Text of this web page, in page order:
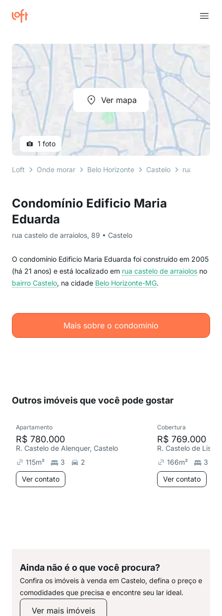
Condomínio Edificio Maria
Eduarda
rua castelo de arraiolos, 89 • Castelo
O condomínio Edificio Maria Eduarda foi construído em 2005
(há 21 anos) e está localizado em rua castelo de arraiolos no
bairro Castelo, na cidade Belo Horizonte-MG.
Mais sobre o condomínio
Ver mapa
1 foto
Loft Onde morar Belo Horizonte Castelo rua castelo
Outros imóveis que você pode gostar
Apartamento
R$ 780.000
R. Castelo de Alenquer, Castelo
115m² 3
2
Ver contato
Cobertura
R$ 769.000
R. Castelo de
166m²
3
Ver contato
Ainda não é o que você procura?
Confira os imóveis à venda em Castelo, defina o preço e
comodidades que precisa e encontre seu lar ideal.
Ver mais imóveis